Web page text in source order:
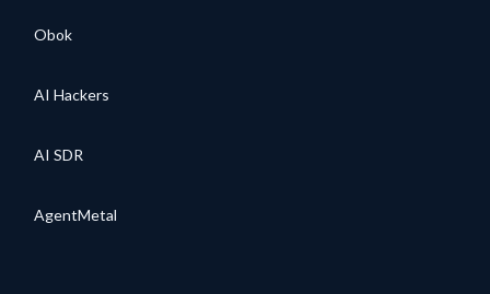
Obok
AI Hackers
AI SDR
AgentMetal